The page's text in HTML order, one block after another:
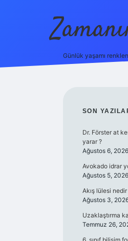
Günlük yaşamı
SON
Dr. Förster at
yarar ?
Ağustos 6, 2026
Avokado idrar
Ağustos 5, 2026
Akış lülesi nedir
Ağustos 3,
Uzaklaştırma
Temmuz 26,